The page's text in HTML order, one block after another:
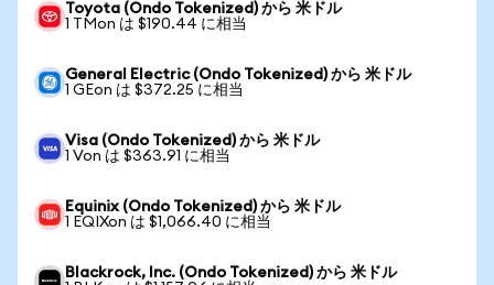
Toyota (Ondo Tokenized) から 米ドル
1 TMon は $190.44 に相当
General Electric (Ondo Tokenized) から 米ドル
1 GEon は $372.25 に相当
Visa (Ondo Tokenized) から 米ドル
1 Von は $363.91 に相当
Equinix (Ondo Tokenized) から 米ドル
1 EQIXon は $1,066.40 に相当
Blackrock, Inc. (Ondo Tokenized) から 米ドル